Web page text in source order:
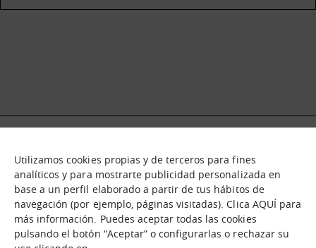
Utilizamos cookies propias y de terceros para fines
analíticos y para mostrarte publicidad personalizada en
base a un perfil elaborado a partir de tus hábitos de
navegación (por ejemplo, páginas visitadas). Clica AQUÍ para
más información. Puedes aceptar todas las cookies
pulsando el botón “Aceptar” o configurarlas o rechazar su
Qué es
Nodos
Nuestra oferta
Catálogo de activos
Jornadas de inmersión
Experiencias
Contáctanos